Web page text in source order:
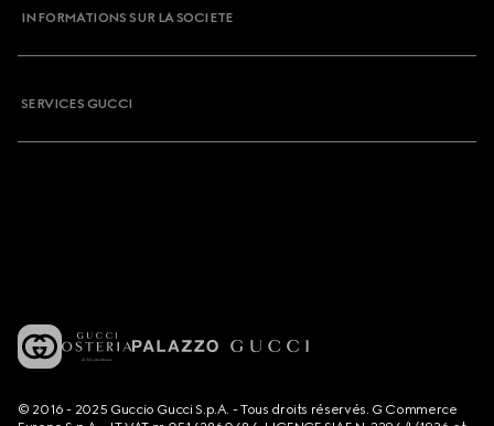
INFORMATIONS SUR LA SOCIETE
SERVICES GUCCI
© 2016 - 2025 Guccio Gucci S.p.A. - Tous droits réservés. G Commerce